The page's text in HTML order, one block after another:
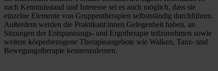
nach Kenntnisstand und Interesse sei es auch möglich, dass sie
einzelne Elemente von Gruppentherapien selbstständig durchführen.
Außerdem werden die Praktikant:innen Gelegenheit haben, an
Sitzungen der Entspannungs- und Ergotherapie teilzunehmen sowie
weitere körperbezogene Therapieangebote wie Walken, Tanz- und
Bewegungstherapie kennenzulernen.